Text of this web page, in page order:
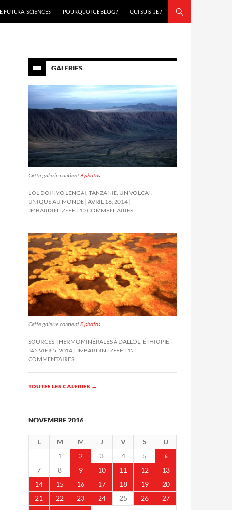
FUTURA-SCIENCES
POURQUOI CE BLOG ? QUI SUIS-JE ?
GALERIES
Cette galerie contient6 photos.
L’OL DOINYO LENGAI, TANZANIE, UN VOLCAN
UNIQUE AU MONDE AVRIL 16, 2014
JMBARDINTZEFF 10 COMMENTAIRES
Cette galerie contient8 photos
SOURCES THERMOMINÉRALES À DALLOL, ÉTHIOPIE
JANVIER 5, 2014
JMBARDINTZEFF 12
COMMENTAIRES
TOUTES LES GALERIES →
NOVEMBRE 2016
L M M J V S
D
1
2 3 4 5
6
7
8 9 10 11 12
13
14
15 16 17 18 19
20
21
22 23 24 25 26
27